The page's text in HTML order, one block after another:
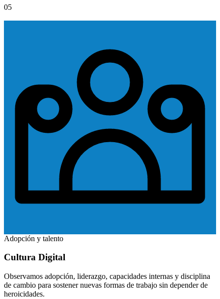
05
Adopción y talento
Cultura Digital
Observamos adopción, liderazgo, capacidades internas y disciplina
de cambio para sostener nuevas formas de trabajo sin depender de
heroicidades.